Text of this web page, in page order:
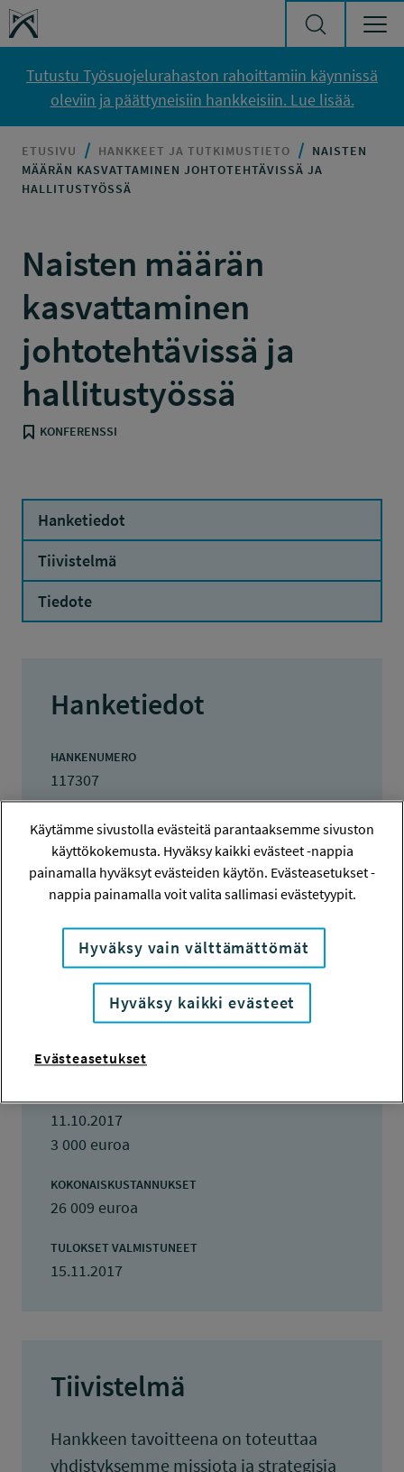
Siirry sisältöön
Työsuojelurahasto
Tutustu Työsuojelurahaston rahoittamiin käynnissä
oleviin ja päättyneisiin hankkeisiin. Lue lisää.
ETUSIVU HANKKEET JA TUTKIMUSTIETO
NAISTEN
MÄÄRÄN KASVATTAMINEN JOHTOTEHTÄVISSÄ JA
HALLITUSTYÖSSÄ
Naisten määrän
kasvattaminen
johtotehtävissä ja
hallitustyössä
KONFERENSSI
Hanketiedot
Tiivistelmä
Tiedote
Hanketiedot
HANKENUMERO
117307
Board Professionals BPF Finland ry
TOTEUTTAJA
Board Professionals BPF Finland ry
LISÄTIETOJA
Christel Berghäll-Högström
christel.berghall@stepbeyond.eu
1.3.2017 - 15.11.2017
11.10.2017
3 000 euroa
KOKONAISKUSTANNUKSET
26 009 euroa
TULOKSET VALMISTUNEET
15.11.2017
Tiivistelmä
Hankkeen tavoitteena on toteuttaa
yhdistyksemme missiota ja strategisia
Käytämme sivustolla evästeitä parantaaksemme sivuston
käyttökokemusta. Hyväksy kaikki evästeet -nappia
painamalla hyväksyt evästeiden käytön. Evästeasetukset -
nappia painamalla voit valita sallimasi evästetyypit.
Hyväksy vain välttämättömät
Hyväksy kaikki evästeet
Evästeasetukset